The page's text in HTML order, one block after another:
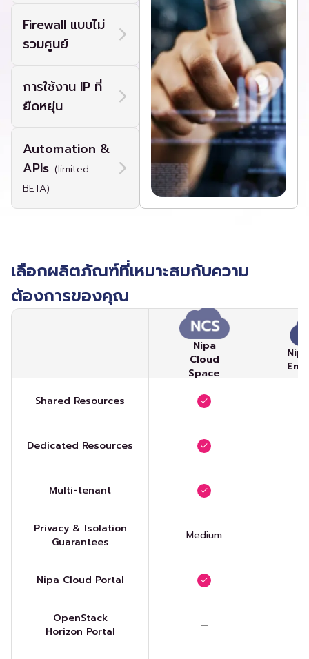
Firewall แบบไม่
รวมศูนย์
การใช้งาน IP ที่
ยืดหยุ่น
Automation &
APIs (limited
BETA)
เลือกผลิตภัณฑ์ที่เหมาะสมกับความ
ต้องการของคุณ
Nipa
Cloud
Space
Shared Resources
Dedicated Resources
Multi-tenant
Privacy & Isolation
Guarantees
Medium
Nipa Cloud Portal
OpenStack
Horizon Portal